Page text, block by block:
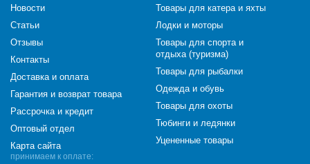
принимаем к оплате:
Новости
Статьи
Отзывы
Контакты
Доставка и оплата
Гарантия и возврат товара
Рассрочка и кредит
Оптовый отдел
Карта сайта
Товары для катера и яхты
Лодки и моторы
Товары для спорта и
отдыха (туризма)
Товары для рыбалки
Одежда и обувь
Товары для охоты
Тюбинги и ледянки
Уцененные товары